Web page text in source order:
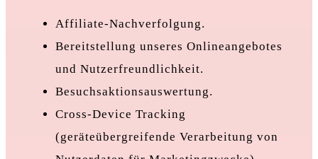
Affiliate-Nachverfolgung.
Bereitstellung unseres Onlineangebotes
und Nutzerfreundlichkeit.
Besuchsaktionsauswertung.
Cross-Device Tracking
(geräteübergreifende Verarbeitung von